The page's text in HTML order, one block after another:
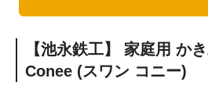
【池永鉄工】 家庭用 か
Conee (スワン コニー)